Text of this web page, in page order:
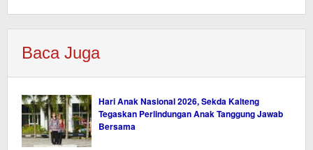
Baca Juga
Hari Anak Nasional 2026, Sekda Kalteng
Tegaskan Perlindungan Anak Tanggung Jawab
Bersama